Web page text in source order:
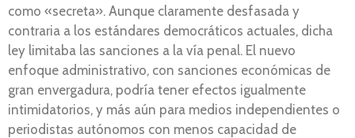
como «secreta». Aunque claramente desfasada y
contraria a los estándares democráticos actuales, dicha
ley limitaba las sanciones a la vía penal. El nuevo
enfoque administrativo, con sanciones económicas de
gran envergadura, podría tener efectos igualmente
intimidatorios, y más aún para medios independientes o
periodistas autónomos con menos capacidad de